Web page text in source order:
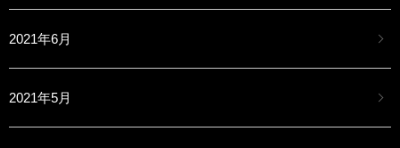
2021年6月
2021年5月